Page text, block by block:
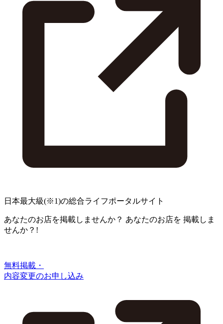
日本最大級(※1)の総合ライフポータルサイト
あなたのお店を掲載しませんか？ あなたのお店を 掲載しま
せんか？!
無料掲載・
内容変更のお申し込み